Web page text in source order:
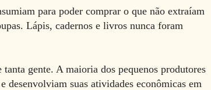
para poder comprar o que não extraíam
Lápis, cadernos e livros nunca foram
gente. A maioria dos pequenos produtores
desenvolviam suas atividades econômicas em